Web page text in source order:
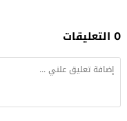
0 التعليقات